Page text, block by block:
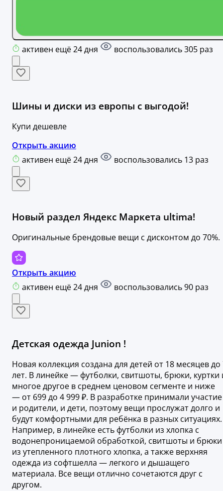
активен ещё 24 дня воспользовались 305 раз
Шины и диски из европы с выгодой!
Купи дешевле
Открыть акцию
активен ещё 24 дня
воспользовались 13 раз
Новый раздел Яндекс Маркета ultima!
Оригинальные брендовые вещи с дисконтом до 70%.
Открыть акцию
активен ещё 24 дня
воспользовались 90 раз
Детская одежда Junion !
Новая коллекция создана для детей от 18 месяцев до
лет. В линейке — футболки, свитшоты, брюки, куртки
многое другое в среднем ценовом сегменте и ниже
— от 699 до 4 999 ₽. В разработке принимали участие
и родители, и дети, поэтому вещи прослужат долго и
будут комфортными для ребёнка в разных ситуациях.
Например, в линейке есть футболки из хлопка с
водонепроницаемой обработкой, свитшоты и брюки
из утепленного плотного хлопка, а также верхняя
одежда из софтшелла — легкого и дышащего
материала. Все вещи отлично сочетаются друг с
другом.